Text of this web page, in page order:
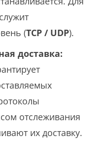
(TCP / UDP).
доставка:
отслеживания
их доставку.